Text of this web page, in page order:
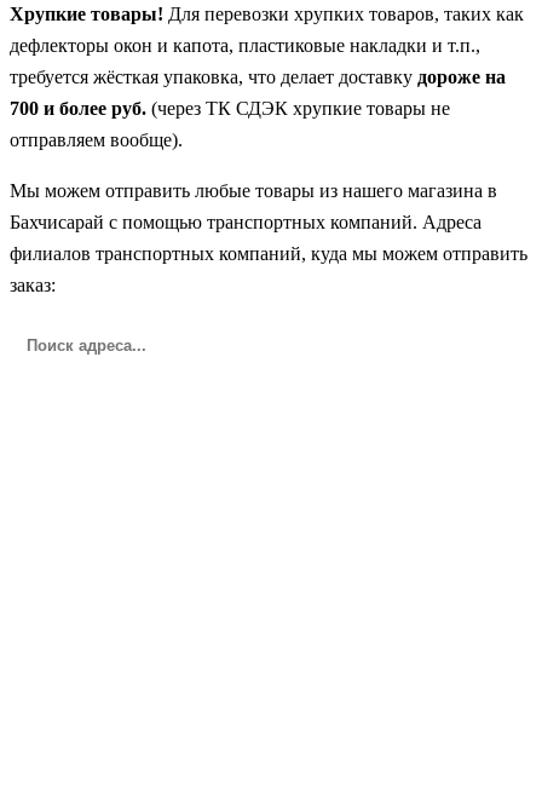
Хрупкие товары! Для перевозки хрупких товаров, таких как
дефлекторы окон и капота, пластиковые накладки и т.п.,
требуется жёсткая упаковка, что делает доставку дороже на
700 и более руб. (через ТК СДЭК хрупкие товары не
отправляем вообще).
Мы можем отправить любые товары из нашего магазина в
Бахчисарай с помощью транспортных компаний. Адреса
филиалов транспортных компаний, куда мы можем отправить
заказ: